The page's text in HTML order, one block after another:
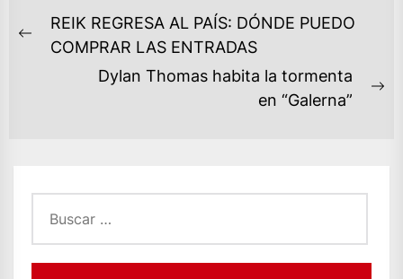
NAVEGACIÓN
DE
ENTRADAS
Previous
REIK REGRESA AL PAÍS: DÓNDE PUEDO
COMPRAR LAS ENTRADAS
Dylan Thomas habita la tormenta
en “Galerna”